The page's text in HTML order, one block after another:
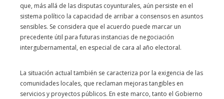
que, más allá de las disputas coyunturales, aún persiste en el
sistema político la capacidad de arribar a consensos en asuntos
sensibles. Se considera que el acuerdo puede marcar un
precedente útil para futuras instancias de negociación
intergubernamental, en especial de cara al año electoral.
La situación actual también se caracteriza por la exigencia de las
comunidades locales, que reclaman mejoras tangibles en
servicios y proyectos públicos. En este marco, tanto el Gobierno